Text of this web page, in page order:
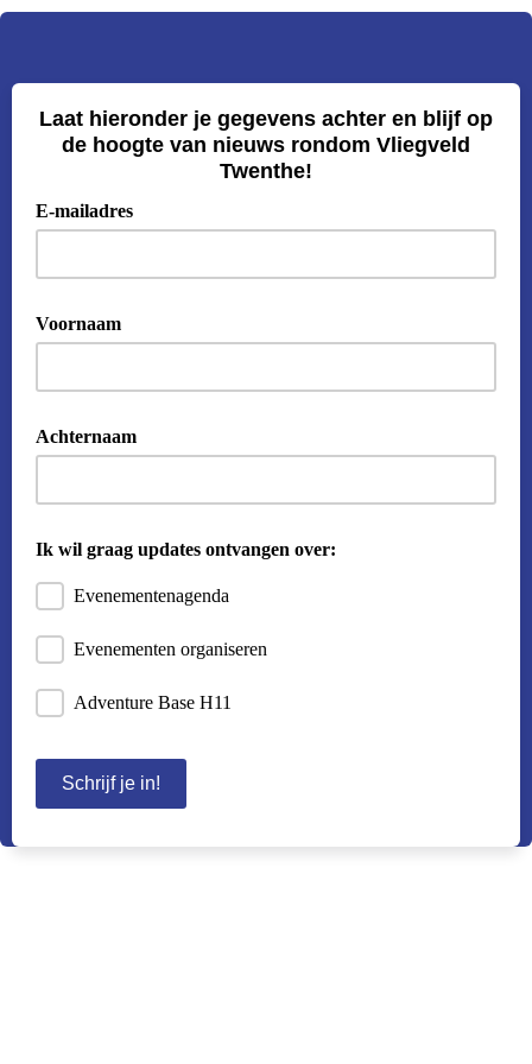
Laat hieronder je gegevens achter en blijf op
de hoogte van nieuws rondom Vliegveld
Twenthe!
E-mailadres
Voornaam
Achternaam
Ik wil graag updates ontvangen over:
Evenementenagenda
Evenementen organiseren
Adventure Base H11